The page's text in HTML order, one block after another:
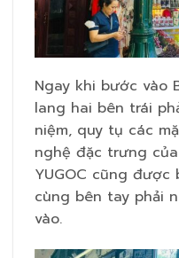
Ngay khi bước vào
lang hai bên trái
niệm, quy tụ các
nghệ đặc trưng
YUGOC cũng
cùng bên tay phải
vào.